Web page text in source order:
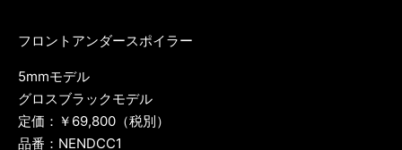
フロントアンダースポイラー
5mmモデル
グロスブラックモデル
定価：￥69,800（税別）
品番：NENDCC1